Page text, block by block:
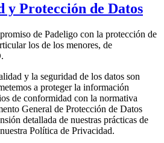
y Protección de Datos
de Padeligo con la protección de
los de los menores, de
y la seguridad de los datos son
a proteger la información
de conformidad con la normativa
General de Protección de Datos
detallada de nuestras prácticas de
Política de Privacidad.